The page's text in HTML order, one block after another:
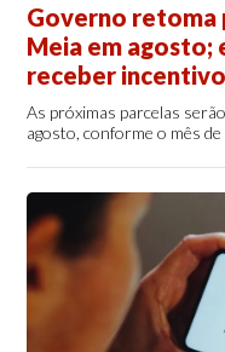
Governo retoma
Meia em agosto;
receber
As próximas parcelas
agosto, conforme o mês